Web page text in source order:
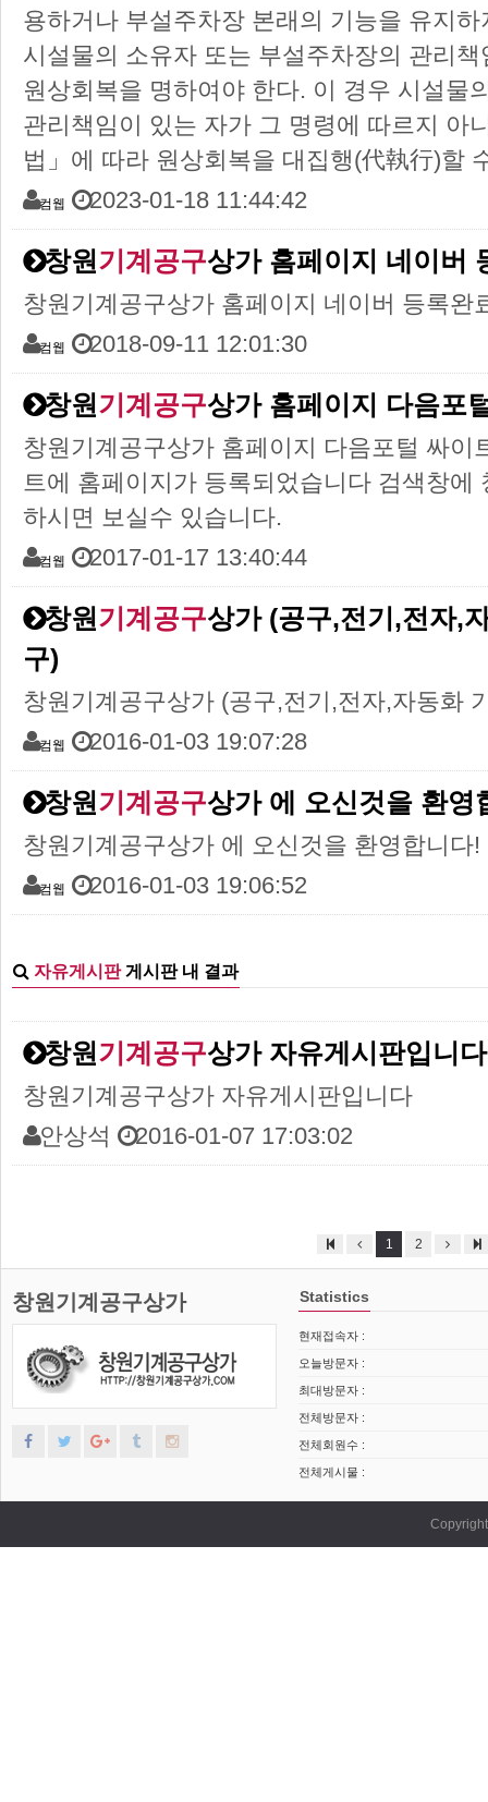
용하거나 부설주차장 본래의 기능을 유지
시설물의 소유자 또는 부설주차장의 관리
원상회복을 명하여야 한다. 이 경우 시설물
관리책임이 있는 자가 그 명령에 따르지 아
법」에 따라 원상회복을 대집행(代執行)할
컴웹 2023-01-18 11:44:42
창원 기계공구상가 홈페이지 네이버
창원기계공구상가 홈페이지 네이버 등록완
컴웹 2018-09-11 12:01:30
창원 기계공구상가 홈페이지 다음포
창원기계공구상가 홈페이지 다음포털 싸이
트에 홈페이지가 등록되었습니다 검색창에
하시면 보실수 있습니다.
컴웹 2017-01-17 13:40:44
창원 기계공구상가 (공구,전기,전자,
구)
창원기계공구상가 (공구,전기,전자,자동화
컴웹 2016-01-03 19:07:28
창원 기계공구상가 에 오신것을 환영
창원기계공구상가 에 오신것을 환영합니다!
컴웹 2016-01-03 19:06:52
자유게시판게시판 내 결과
창원 기계공구상가 자유게시판입니다
창원기계공구상가 자유게시판입니다
안상석
2016-01-07 17:03:02
1 2
창원기계공구상가 Statistics
현재접속자 :
오늘방문자 :
최대방문자 :
전체방문자 :
전체회원수 :
전체게시물 :